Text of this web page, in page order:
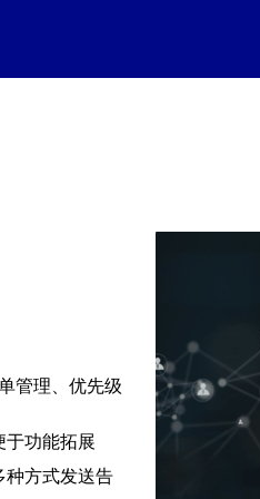
管理、优先级
功能拓展
种方式发送告